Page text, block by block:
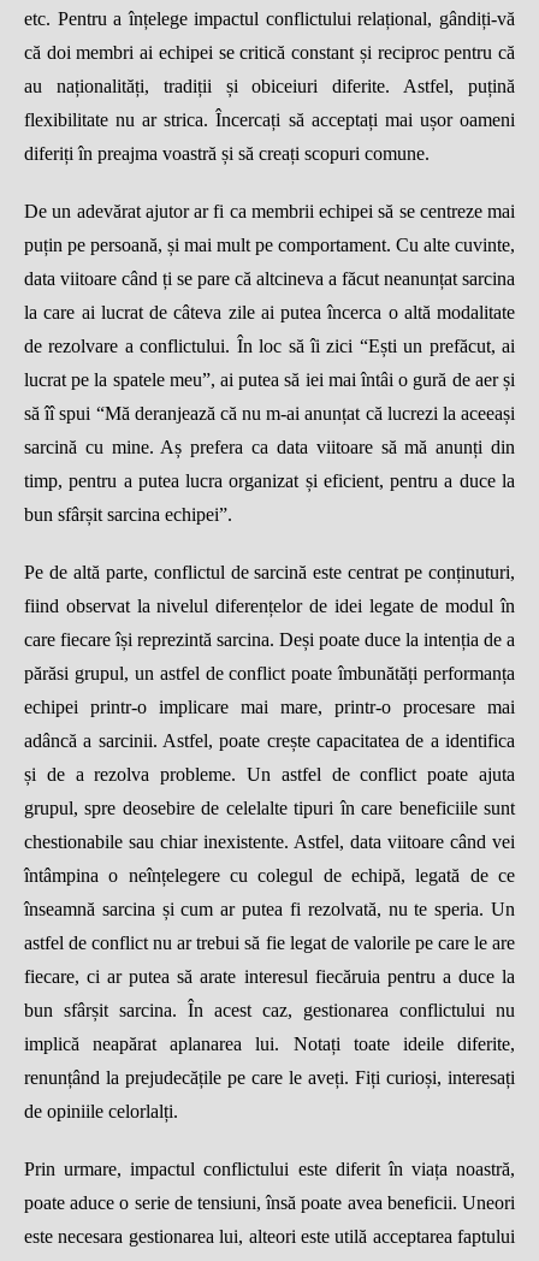
etc. Pentru aînțelege impactul conflictului relațional, gândiți-vă
că doi membri ai echipei se criticăconstant și reciproc pentru că
au naționalități, tradiții și obiceiuri diferite. Astfel, puțină
flexibilitate nu ar strica.Încercați să acceptați mai ușor oameni
diferițiîn preajma voastră și să creați scopuri comune.
Deun adevărat ajutor ar fi ca membrii echipei să se centreze mai
puțin pe persoană, și mai mult pe comportament. Cu alte cuvinte,
data viitoare când ți se pare că altcineva a făcut neanunțat sarcina
la care ai lucrat de câteva zile ai puteaîncerca o altă modalitate
de rezolvare a conflictului. În loc să îi zici “Ești un prefăcut, ai
lucrat pe la spatele meu”, ai putea să iei maiîntâi o gură de aerși
să îîspui “Mă deranjează cănu m-ai anunțat că lucrezi la aceeași
sarcină cu mine. Așprefera ca data viitoare sămăanunți din
timp, pentru a putea lucra organizat și eficient, pentru a duce la
bun sfârșit sarcina echipei”.
Pe de altă parte, conflictul de sarcinăeste centrat pe conținuturi,
fiind observat la nivelul diferențelor de idei legate de modulîn
care fiecareîși reprezintă sarcina. Deși poate duce la intenția de a
părăsi grupul, un astfel de conflict poateîmbunătăți performanța
echipei printr-o implicare mai mare, printr-o procesare mai
adâncăa sarcinii. Astfel, poate crește capacitatea de a identifica
și de a rezolva probleme. Un astfel de conflict poate ajuta
grupul, spre deosebire de celelalte tipuriîn care beneficiile sunt
chestionabile sau chiar inexistente. Astfel, data viitoare când vei
întâmpina o neînțelegere cu colegul de echipă, legată de ce
înseamnă sarcina și cum ar putea fi rezolvată, nu te speria. Un
astfel de conflict nu ar trebui să fie legat de valorile pe care le are
fiecare, ci ar putea săarate interesul fiecăruia pentru a duce la
bun sfârșit sarcina. În acest caz, gestionarea conflictului nu
implicăneapărat aplanarea lui. Notați toate ideile diferite,
renunțând la prejudecățile pe care le aveți. Fiți curioși, interesați
de opiniile celorlalți.
Prin urmare, impactul conflictului este diferitîn viața noastră,
poate aduce o serie de tensiuni,însăpoate avea beneficii. Uneori
este necesara gestionarea lui, alteori este utilă acceptarea faptului